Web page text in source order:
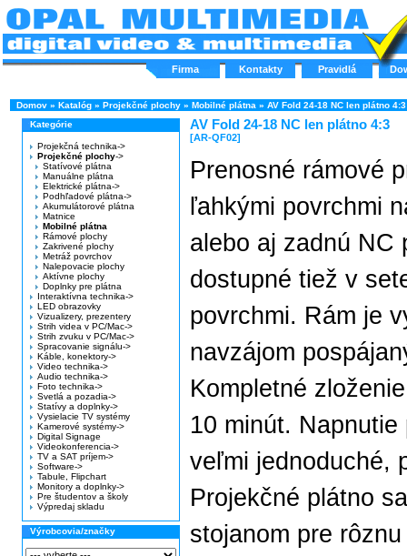
Firma Kontakty Pravidlá
Domov » Katalóg » Projekčné plochy » Mobilné plátna » AV Fold 24-18 NC len plátno 4:3
Kategórie
Projekčná technika->
Projekčné plochy->
Statívové plátna
Manuálne plátna
Elektrické plátna->
Podhľadové plátna->
Akumulátorové plátna
Matnice
Mobilné plátna
Rámové plochy
Zakrivené plochy
Metráž povrchov
Nalepovacie plochy
Aktívne plochy
Doplnky pre plátna
Interaktívna technika->
LED obrazovky
Vizualizery, prezentery
Strih videa v PC/Mac->
Strih zvuku v PC/Mac->
Spracovanie signálu->
Káble, konektory->
Video technika->
Audio technika->
Foto technika->
Svetlá a pozadia->
Statívy a doplnky->
Vysielacie TV systémy
Kamerové systémy->
Digital Signage
Videokonferencia->
TV a SAT príjem->
Software->
Tabule, Flipchart
Monitory a doplnky->
Pre študentov a školy
Výpredaj skladu
Výrobcovia/značky
AV Fold 24-18 NC len plátno 4:3
[AR-QF02]
Prenosné rámové
ľahkými povrchmi
alebo aj zadnú NC
dostupné tiež v
povrchmi. Rám je
navzájom
Kompletné
10 minút.
veľmi jednoduché,
Projekčné plátno
stojanom pre